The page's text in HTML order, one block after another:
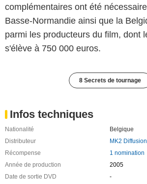
complémentaires ont été
Basse-Normandie ainsi que la
parmi les producteurs du film, dont
s'élève à 750 000 euros.
8 Secrets de tournage
Infos techniques
Nationalité
Belgique
Distributeur
MK2 Diffusion
Récompense
1 nomination
Année de production
2005
Date de sortie DVD
-